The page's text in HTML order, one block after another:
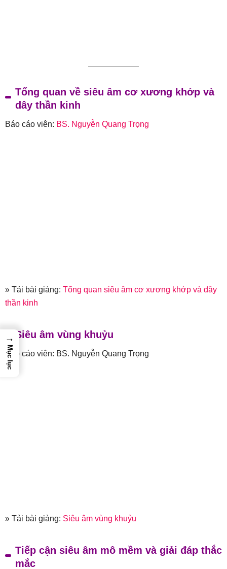
Tổng quan về siêu âm cơ xương khớp và
dây thần kinh
Báo cáo viên: BS. Nguyễn Quang Trọng
» Tải bài giảng: Tổng quan siêu âm cơ xương khớp và dây
thần kinh
Siêu âm vùng khuỷu
Báo cáo viên: BS. Nguyễn Quang Trọng
» Tải bài giảng: Siêu âm vùng khuỷu
Tiếp cận siêu âm mô mềm và giải đáp thắc
mắc
→
Mục lục